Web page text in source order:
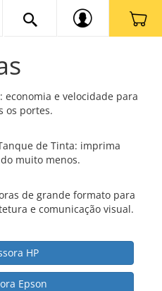
economia e velocidade para
os portes.
de Tinta: imprima
muito menos.
de grande formato para
e comunicação visual.
HP
Epson